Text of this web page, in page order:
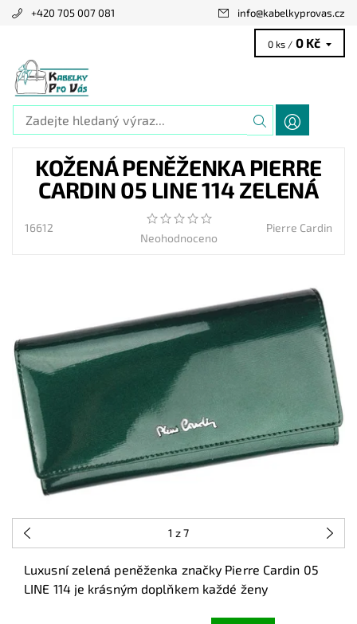
+420 705 007 081 info@kabelkyprovas.cz
0 ks / 0 Kč
KOŽENÁ PENĚŽENKA PIERRE
CARDIN 05 LINE 114 ZELENÁ
16612
Neohodnoceno
Pierre Cardin
1 z 7
Luxusní zelená peněženka značky Pierre Cardin 05
LINE 114 je krásným doplňkem každé ženy